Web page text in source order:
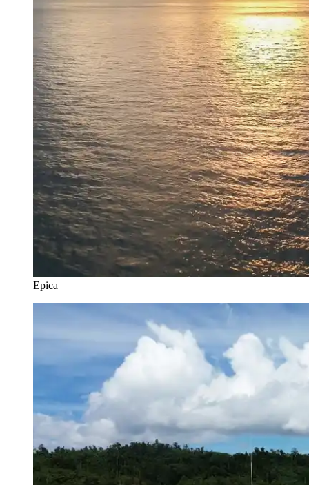
Epica